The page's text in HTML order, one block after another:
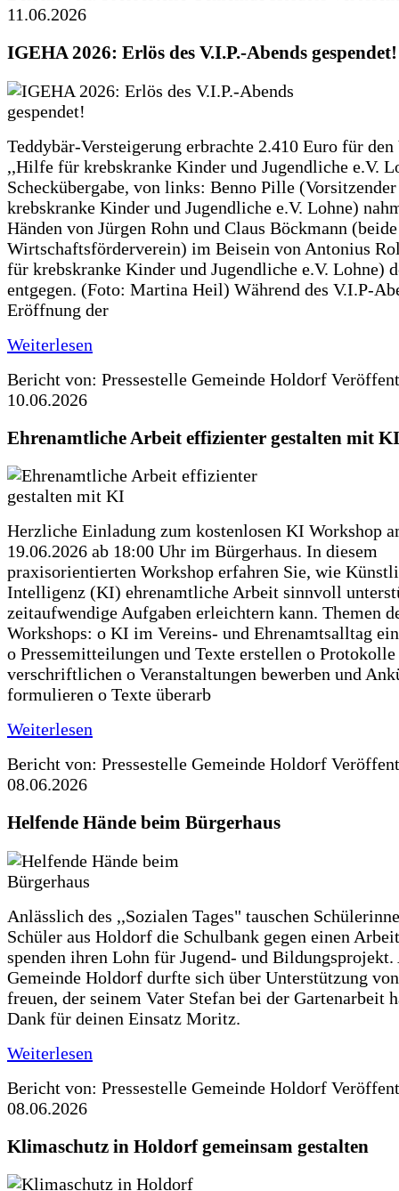
11.06.2026
IGEHA 2026: Erlös des V.I.P.-Abends gespendet!
Teddybär-Versteigerung erbrachte 2.410 Euro für den
,,Hilfe für krebskranke Kinder und Jugendliche e.V.
Scheckübergabe, von links: Benno Pille
krebskranke Kinder und Jugendliche e.V. Lohne)
Händen von Jürgen Rohn und Claus Böckmann
Wirtschaftsförderverein) im Beisein von Antonius
für krebskranke Kinder und Jugendliche e.V. Lohne)
entgegen. (Foto: Martina Heil) Während des V.I.P-
Eröffnung der
Weiterlesen
Bericht von: Pressestelle Gemeinde Holdorf
10.06.2026
Ehrenamtliche Arbeit effizienter gestalten mit KI
Herzliche Einladung zum kostenlosen KI Workshop
19.06.2026 ab 18:00 Uhr im Bürgerhaus. In diesem
praxisorientierten Workshop erfahren Sie, wie
Intelligenz (KI) ehrenamtliche Arbeit sinnvoll
zeitaufwendige Aufgaben erleichtern kann. Themen
Workshops: o KI im Vereins- und Ehrenamtsalltag
o Pressemitteilungen und Texte erstellen o
verschriftlichen o Veranstaltungen bewerben und
formulieren o Texte überarb
Weiterlesen
Bericht von: Pressestelle Gemeinde Holdorf
08.06.2026
Helfende Hände beim Bürgerhaus
Anlässlich des ,,Sozialen Tages" tauschen
Schüler aus Holdorf die Schulbank gegen einen
spenden ihren Lohn für Jugend- und Bildungsprojekt.
Gemeinde Holdorf durfte sich über Unterstützung
freuen, der seinem Vater Stefan bei der Gartenarbeit
Dank für deinen Einsatz Moritz.
Weiterlesen
Bericht von: Pressestelle Gemeinde Holdorf
08.06.2026
Klimaschutz in Holdorf gemeinsam gestalten